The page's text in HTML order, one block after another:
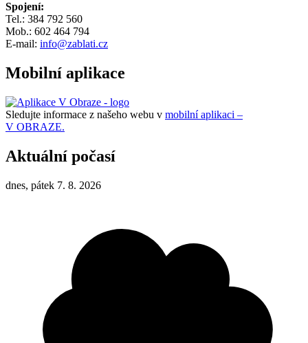
Spojení:
Tel.: 384 792 560
Mob.: 602 464 794
E-mail: info@zablati.cz
Mobilní aplikace
Sledujte informace z našeho webu v mobilní aplikaci –
V OBRAZE.
Aktuální počasí
dnes, pátek 7. 8. 2026